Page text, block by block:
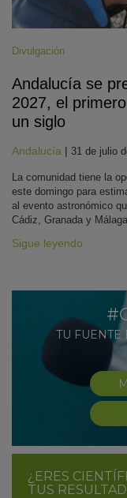
Divulgación
Andalucía se
2027, el
un siglo
Andalucía | 31 de julio
La comunidad tiene la
este domingo para
al evento astronómico
Cádiz, Granada y
Sigue leyendo
TU FUENTE
¿ERES
TUS